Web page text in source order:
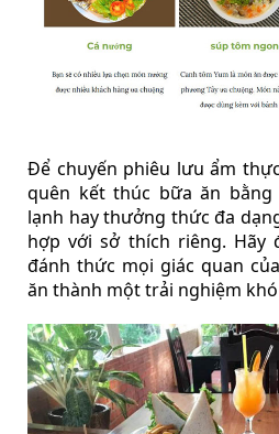
Để chuyến phiêu lưu ẩm
quên kết thúc bữa ăn
lạnh hay thưởng thức đa
hợp với sở thích riêng. Hãy
đánh thức mọi giác quan
ăn thành một trải nghiệm